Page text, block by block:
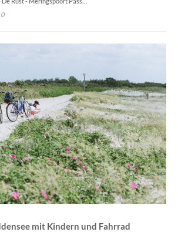
mit Kindern und Fahrrad